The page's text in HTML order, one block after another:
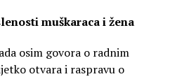
muškaraca i žena
osim govora o radnim
otvara i raspravu o